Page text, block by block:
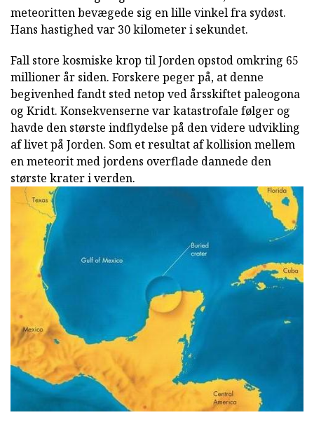
meteoritten bevægede sig en lille vinkel fra sydøst.
Hans hastighed var 30 kilometer i sekundet.
Fall store kosmiske krop til Jorden opstod omkring 65
millioner år siden. Forskere peger på, at denne
begivenhed fandt sted netop ved årsskiftet paleogona
og Kridt. Konsekvenserne var katastrofale følger og
havde den største indflydelse på den videre udvikling
af livet på Jorden. Som et resultat af kollision mellem
en meteorit med jordens overflade dannede den
største krater i verden.